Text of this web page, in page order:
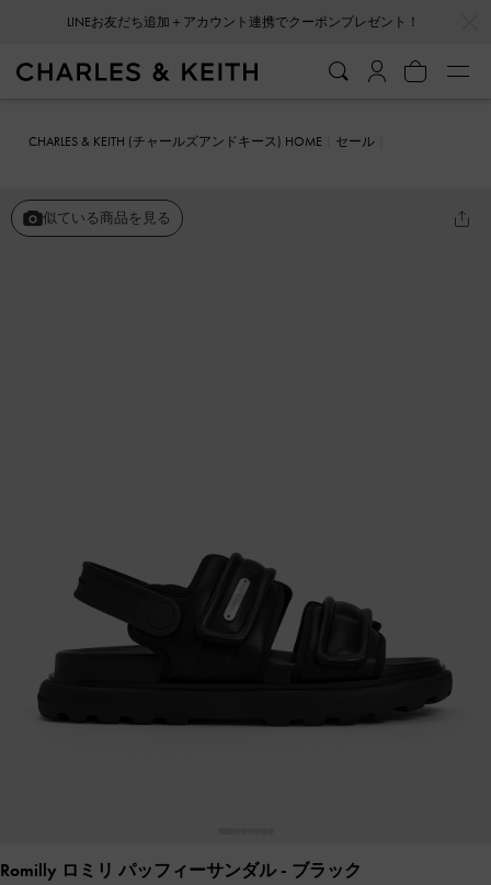
会員登録＋ニュースレター登録で10%OFFクーポンプレゼント！
CHARLES & KEITH (チャールズアンドキース) HOME
セール
似ている商品を見る
Romilly ロミリ パッフィーサンダル- ブラック